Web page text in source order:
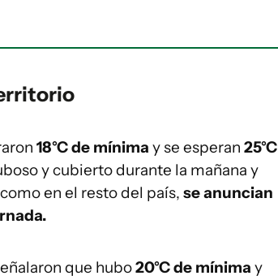
18°C de mínima y se esperan 25°C
y cubierto durante la mañana y
en el resto del país, se anuncian
que hubo20°C de mínima y